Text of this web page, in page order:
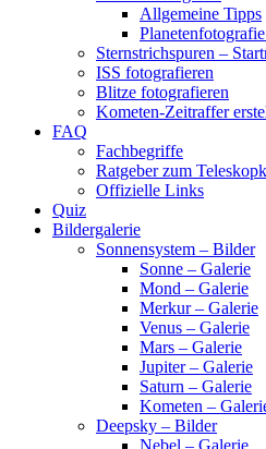
Allgemeine Tipps
Sternstrichspuren –
ISS fotografieren
Blitze fotografieren
Kometen-Zeitraffer
FAQ
Fachbegriffe
Ratgeber zum
Offizielle Links
Quiz
Bildergalerie
Sonnensystem – Bilder
Sonne – Galerie
Mond – Galerie
Merkur – Galerie
Venus – Galerie
Mars – Galerie
Jupiter – Galerie
Saturn – Galerie
Kometen –
Deepsky – Bilder
Nebel – Galerie